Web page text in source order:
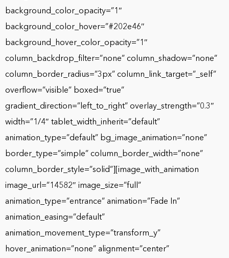
background_color_opacity=”1″
background_color_hover=”#202e46″
background_hover_color_opacity=”1″
column_backdrop_filter=”none” column_shadow=”none”
column_border_radius=”3px” column_link_target=”_self”
overflow=”visible” boxed=”true”
gradient_direction=”left_to_right” overlay_strength=”0.3″
width=”1/4″ tablet_width_inherit=”default”
animation_type=”default” bg_image_animation=”none”
border_type=”simple” column_border_width=”none”
column_border_style=”solid”][image_with_animation
image_url=”14582″ image_size=”full”
animation_type=”entrance” animation=”Fade In”
animation_easing=”default”
animation_movement_type=”transform_y”
hover_animation=”none” alignment=”center”